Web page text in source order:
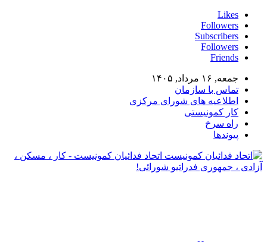
Likes
Followers
Subscribers
Followers
Friends
جمعه, ۱۶ مرداد, ۱۴۰۵
تماس با سازمان
اطلاعیه های شورای مرکزی
کار کمونیستی
راه سرخ
پیوندها
اتحاد فدائیان کمونیست - کار ، مسکن ،
آزادی ، جمهوری فدراتیو شورائی!